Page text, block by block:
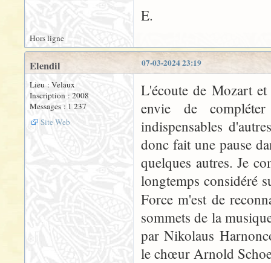
E.
Hors ligne
07-03-2024 23:19
Elendil
Lieu : Velaux
Inscription : 2008
Messages : 1 237
Site Web
L'écoute de Mozart
envie de
indispensables
donc fait une pause
quelques autres. Je
longtemps considéré
Force m'est de
sommets de la
par Nikolaus
le chœur Arnold